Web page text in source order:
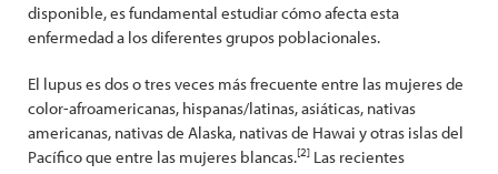
disponible, es fundamental estudiar cómo afecta esta
enfermedad a los diferentes grupos poblacionales.
El lupus es dos o tres veces más frecuente entre las mujeres de
color-afroamericanas, hispanas/latinas, asiáticas, nativas
americanas, nativas de Alaska, nativas de Hawai y otras islas del
Pacífico que entre las mujeres blancas.[2] Las recientes